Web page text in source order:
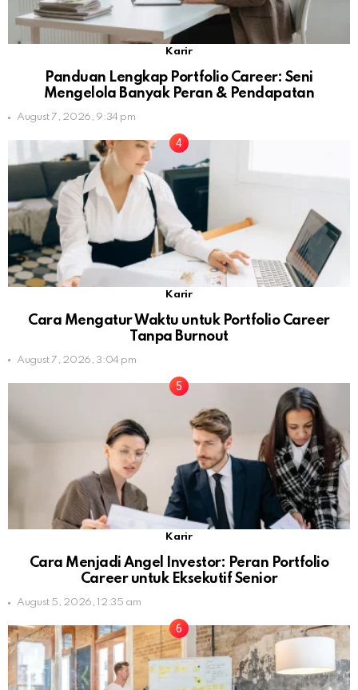
Karir
Panduan Lengkap Portfolio Career: Seni
Mengelola Banyak Peran & Pendapatan
August 7, 2026, 9:34 pm
Karir
Cara Mengatur Waktu untuk Portfolio Career
Tanpa Burnout
August 7, 2026, 3:04 pm
Karir
Cara Menjadi Angel Investor: Peran Portfolio
Career untuk Eksekutif Senior
August 5, 2026, 12:35 am